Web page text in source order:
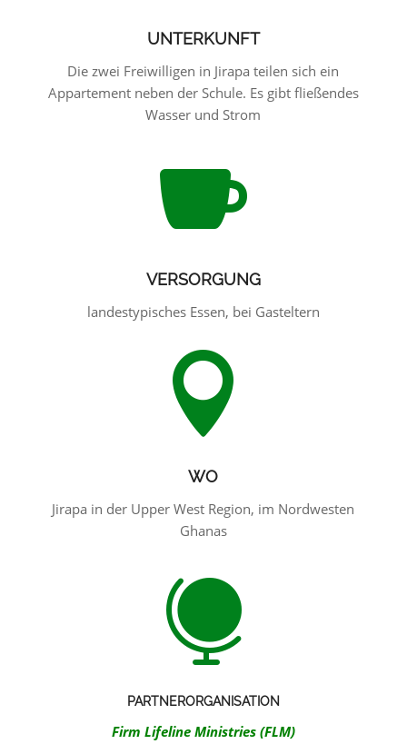
UNTERKUNFT
Die zwei Freiwilligen in Jirapa teilen sich ein
Appartement neben der Schule. Es gibt fließendes
Wasser und Strom

VERSORGUNG
landestypisches Essen, bei Gasteltern

WO
Jirapa in der Upper West Region, im Nordwesten
Ghanas

PARTNERORGANISATION
Firm Lifeline Ministries (FLM)